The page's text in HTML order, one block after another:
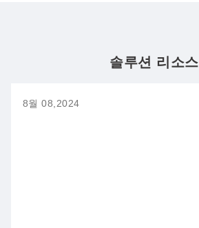
솔루션 리소스
8월 08,2024